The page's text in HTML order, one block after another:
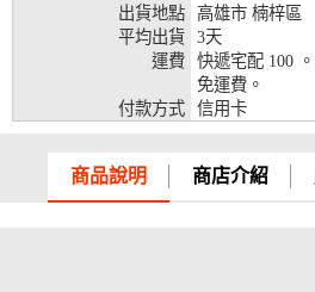
出貨地點
高雄市 楠梓區
平均出貨
3天
運費
快遞宅配 100
免運費。
付款方式
信用卡
商品說明 商店介紹
兆豐銀行、合作金
彰化銀行、上海銀
台灣企銀、台中銀
臺灣新光銀行、陽
銀、元大銀行、永
託、台灣樂天、三
兆豐銀行、合作金